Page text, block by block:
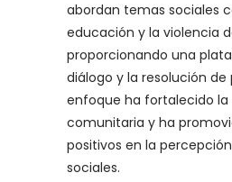
abordan temas sociales
educación y la violencia
proporcionando una
diálogo y la resolución de
enfoque ha fortalecido la
comunitaria y ha
positivos en la
sociales.